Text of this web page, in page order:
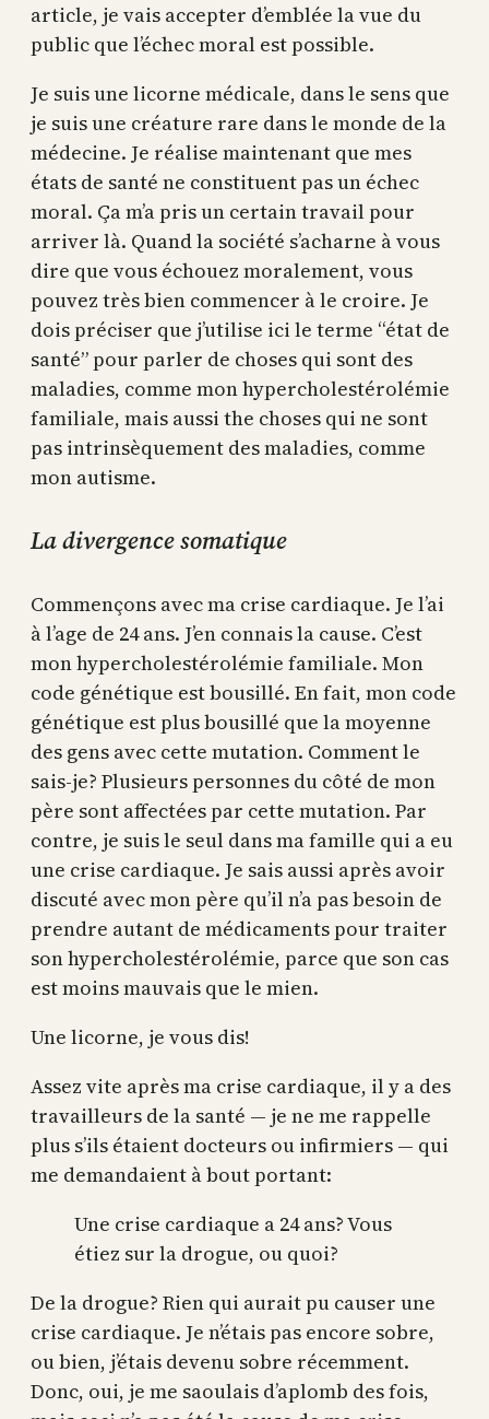
article, je vais accepter d’emblée la vue du
public que l’échec moral est possible.
Je suis une licorne médicale, dans le sens que
je suis une créature rare dans le monde de la
médecine. Je réalise maintenant que mes
états de santé ne constituent pas un échec
moral. Ça m’a pris un certain travail pour
arriver là. Quand la société s’acharne à vous
dire que vous échouez moralement, vous
pouvez très bien commencer à le croire. Je
dois préciser que j’utilise ici le terme “état de
santé” pour parler de choses qui sont des
maladies, comme mon hypercholestérolémie
familiale, mais aussi the choses qui ne sont
pas intrinsèquement des maladies, comme
mon autisme.
La divergence somatique
Commençons avec ma crise cardiaque. Je l’ai
à l’age de 24 ans. J’en connais la cause. C’est
mon hypercholestérolémie familiale. Mon
code génétique est bousillé. En fait, mon code
génétique est plus bousillé que la moyenne
des gens avec cette mutation. Comment le
sais-je? Plusieurs personnes du côté de mon
père sont affectées par cette mutation. Par
contre, je suis le seul dans ma famille qui a eu
une crise cardiaque. Je sais aussi après avoir
discuté avec mon père qu’il n’a pas besoin de
prendre autant de médicaments pour traiter
son hypercholestérolémie, parce que son cas
est moins mauvais que le mien.
Une licorne, je vous dis!
Assez vite après ma crise cardiaque, il y a des
travailleurs de la santé — je ne me rappelle
plus s’ils étaient docteurs ou infirmiers — qui
me demandaient à bout portant:
Une crise cardiaque a 24 ans? Vous
étiez sur la drogue, ou quoi?
De la drogue? Rien qui aurait pu causer une
crise cardiaque. Je n’étais pas encore sobre,
ou bien, j’étais devenu sobre récemment.
Donc, oui, je me saoulais d’aplomb des fois,